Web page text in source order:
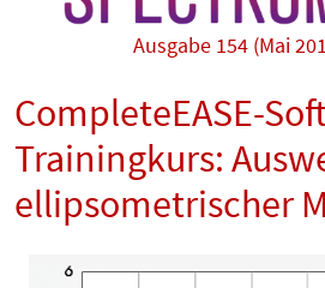
Ausgabe 154 (Mai
CompleteEASE-
Trainingkurs:
ellipsometrischer